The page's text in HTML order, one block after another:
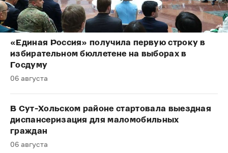
«Единая Россия» получила первую строку в
избирательном бюллетене на выборах в
Госдуму
06 августа
В Сут-Хольском районе стартовала выездная
диспансеризация для маломобильных
граждан
06 августа